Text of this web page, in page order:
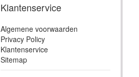
Klantenservice
Algemene voorwaarden
Privacy Policy
Klantenservice
Sitemap